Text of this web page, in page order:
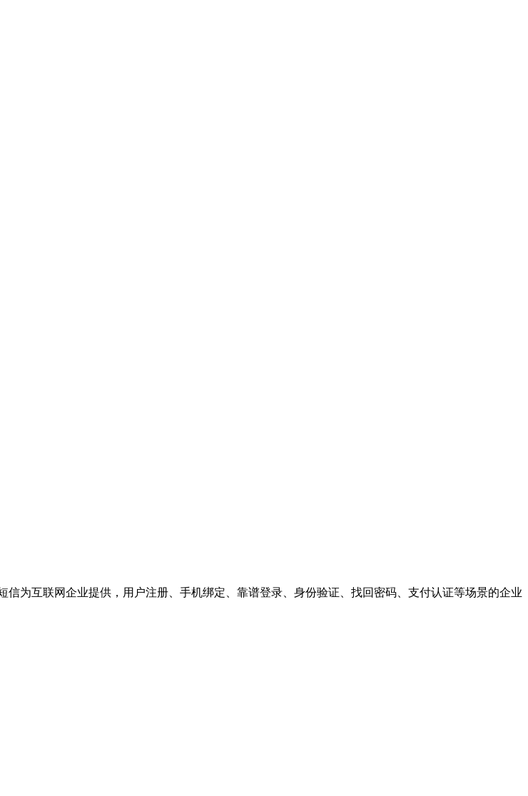
为互联网企业提供，用户注册、手机绑定、靠谱登录、身份验证、找回密码、支付认证等场景的企业